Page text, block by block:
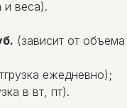
и веса).
(зависит от объема
ежедневно);
в вт, пт).